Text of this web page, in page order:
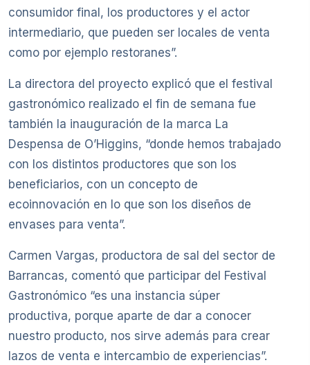
consumidor final, los productores y el actor
intermediario, que pueden ser locales de venta
como por ejemplo restoranes”.
La directora del proyecto explicó que el festival
gastronómico realizado el fin de semana fue
también la inauguración de la marca La
Despensa de O’Higgins, “donde hemos trabajado
con los distintos productores que son los
beneficiarios, con un concepto de
ecoinnovación en lo que son los diseños de
envases para venta”.
Carmen Vargas, productora de sal del sector de
Barrancas, comentó que participar del Festival
Gastronómico “es una instancia súper
productiva, porque aparte de dar a conocer
nuestro producto, nos sirve además para crear
lazos de venta e intercambio de experiencias”.